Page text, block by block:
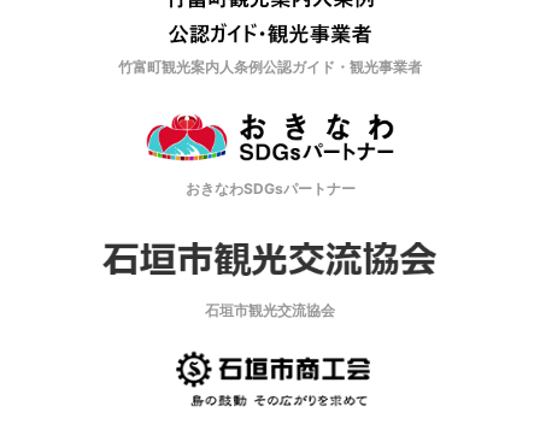
竹富町観光案内人条例公認ガイド・観光事業者
おきなわSDGsパートナー
石垣市観光交流協会